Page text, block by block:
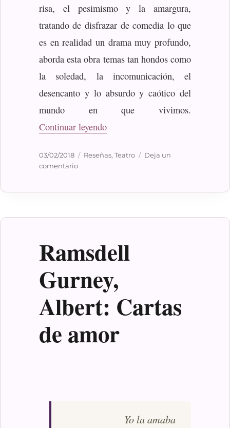
risa, el pesimismo y la amargura,
tratando de disfrazar de comedia lo que
es en realidad un drama muy profundo,
aborda esta obra temas tan hondos como
la soledad, la incomunicación, el
desencanto y lo absurdo y caótico del
mundo en que vivimos.
Continuar leyendo«La cantante calva»
Publicado
el
03/02/2018 Categorías
Reseñas, Teatro
Deja un
comentarioen
Ramsdell
Gurney,
Albert: Cartas
de amor
Yo la amaba